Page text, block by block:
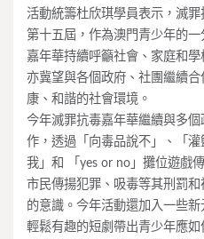
活動統籌杜欣琪學員表示，滅
第十五屆，作為澳門青少年的
嘉年華持續呼籲社會、家庭和
亦冀望與各個政府、社團繼續
康、和諧的社會環境。
今年滅罪抗毒嘉年華繼續與多
作，透過「向毒品說不」、「
我」和 「yes or no」攤位遊戲
市民傳揚犯罪、吸毒等其刑罰
的意識。今年活動還加入一些
輕鬆有趣的短劇帶出青少年應